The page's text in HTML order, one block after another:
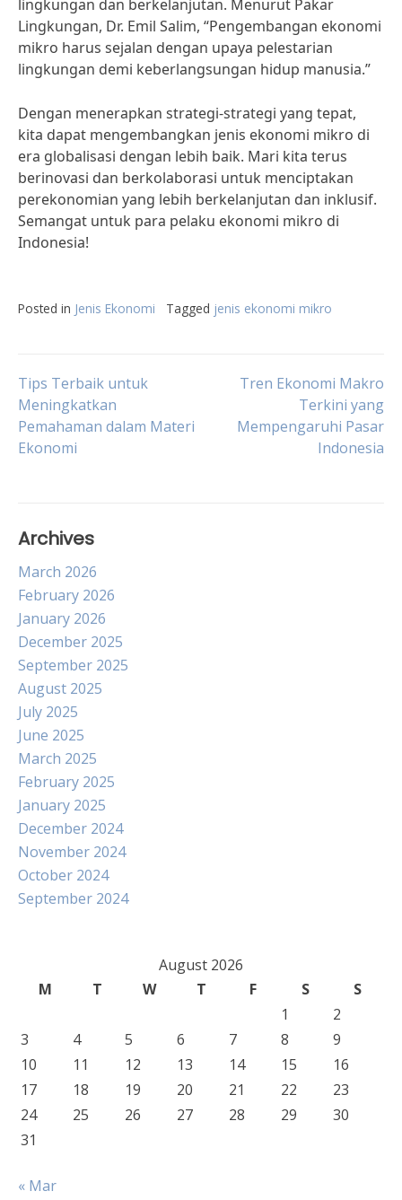
lingkungan dan berkelanjutan. Menurut Pakar
Lingkungan, Dr. Emil Salim, “Pengembangan ekonomi
mikro harus sejalan dengan upaya pelestarian
lingkungan demi keberlangsungan hidup manusia.”
Dengan menerapkan strategi-strategi yang tepat,
kita dapat mengembangkan jenis ekonomi mikro di
era globalisasi dengan lebih baik. Mari kita terus
berinovasi dan berkolaborasi untuk menciptakan
perekonomian yang lebih berkelanjutan dan inklusif.
Semangat untuk para pelaku ekonomi mikro di
Indonesia!
Posted in Jenis Ekonomi Tagged jenis ekonomi mikro
Post
navigation
Tips Terbaik untuk
Meningkatkan
Pemahaman dalam Materi
Ekonomi
Tren Ekonomi Makro
Terkini yang
Mempengaruhi Pasar
Indonesia
Archives
March 2026
February 2026
January 2026
December 2025
September 2025
August 2025
July 2025
June 2025
March 2025
February 2025
January 2025
December 2024
November 2024
October 2024
September 2024
August 2026
M
T W T F S
S
1
2
3
4 5 6 7 8
9
10
11 12 13 14 15
16
17
18 19 20 21 22
23
24
25 26 27 28 29
30
31
« Mar